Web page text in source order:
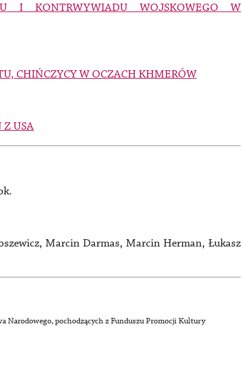
I KONTRWYWIADU WOJSKOWEGO W
CHIŃCZYCY W OCZACH KHMERÓW
USA
Marcin Darmas, Marcin Herman, Łukasz
pochodzących z Funduszu Promocji Kultury